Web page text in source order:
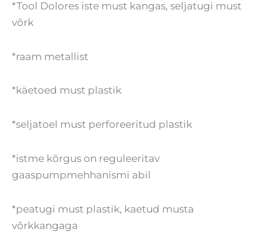
*Tool Dolores iste must kangas, seljatugi must
võrk
*raam metallist
*käetoed must plastik
*seljatoel must perforeeritud plastik
*istme kõrgus on reguleeritav
gaaspumpmehhanismi abil
*peatugi must plastik, kaetud musta
võrkkangaga